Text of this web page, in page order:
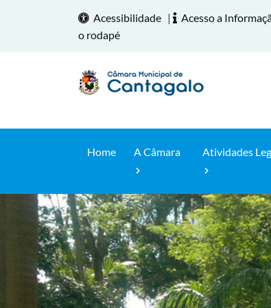
Acessibilidade | Acesso a
o rodapé
Home A Câmara Atividades